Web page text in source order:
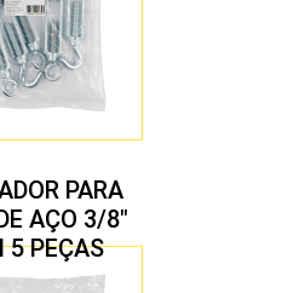
PARA
AÇO 3/8″
5 PEÇAS